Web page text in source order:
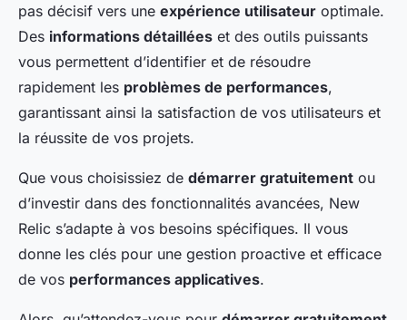
pas décisif vers une expérience utilisateur optimale.
Des informations détaillées et des outils puissants
vous permettent d’identifier et de résoudre
rapidement les problèmes de performances,
garantissant ainsi la satisfaction de vos utilisateurs et
la réussite de vos projets.
Que vous choisissiez de démarrer gratuitement ou
d’investir dans des fonctionnalités avancées, New
Relic s’adapte à vos besoins spécifiques. Il vous
donne les clés pour une gestion proactive et efficace
de vos performances applicatives.